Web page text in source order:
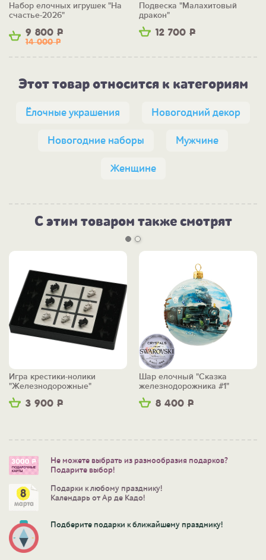
9 800 Р
14 000Р
Набор елочных игрушек "На
счастье-2026"
12 700 Р
Подвеска "Малахитовый
дракон"
Этот товар относится к категориям
Ёлочные украшения Новогодний декор
Новогодние наборы Мужчине
Женщине
С этим товаром также смотрят
3 900 Р
Игра крестики-нолики
"Железнодорожные"
8 400 Р
Шар елочный "Сказка
железнодорожника #1"
Не можете выбрать из разнообразия подарков?
Подарите выбор!
Подарки к любому празднику!
Календарь от Ар де Кадо!
Подберите подарки к ближайшему празднику!